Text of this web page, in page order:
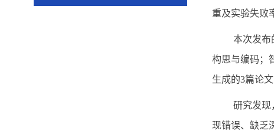
重及实验失败
本次发布
构思与编码；
生成的3篇论
研究发现
现错误、缺乏